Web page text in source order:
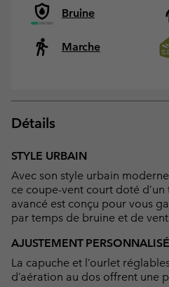
Bruine
Marche
Détails
STYLE URBAIN
Avec son style urbain
ce coupe-vent court doté
avancé est conçu pour vous
par temps de bruine et de
AJUSTEMENT PERSONNALISÉ
La capuche et l’ourlet
d’aération au dos offrent une